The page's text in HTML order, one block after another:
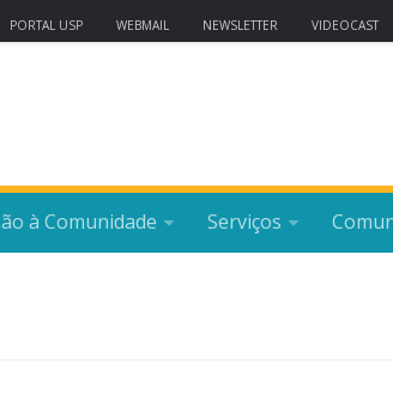
PORTAL USP WEBMAIL NEWSLETTER VIDEOCAST
à Comunidade Serviços